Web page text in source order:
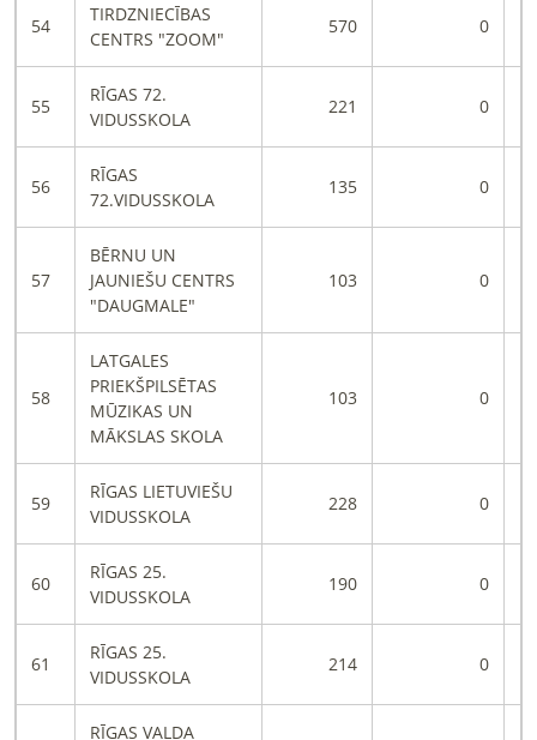
54
TIRDZNIECĪBAS
CENTRS "ZOOM"
570 0
55
RĪGAS 72.
VIDUSSKOLA
221 0
56
RĪGAS
72.VIDUSSKOLA
135 0
57
BĒRNU UN
JAUNIEŠU CENTRS
"DAUGMALE"
103 0
58
LATGALES
PRIEKŠPILSĒTAS
MŪZIKAS UN
MĀKSLAS SKOLA
103 0
59
RĪGAS LIETUVIEŠU
VIDUSSKOLA
228 0
60
RĪGAS 25.
VIDUSSKOLA
190 0
61
RĪGAS 25.
VIDUSSKOLA
214 0
RĪGAS VALDA